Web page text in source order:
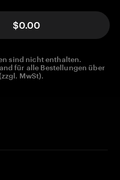
$0.00
sind nicht enthalten.
für alle Bestellungen über
MwSt).